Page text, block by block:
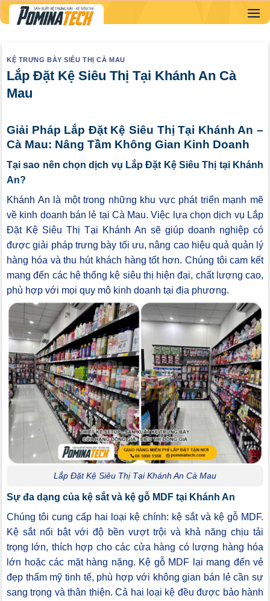
Skip
to
KỆ TRƯNG BÀY SIÊU THỊ CÀ MAU
Lắp Đặt Kệ Siêu Thị Tại Khánh An Cà
Mau
Giải Pháp Lắp Đặt Kệ Siêu Thị Tại Khánh An –
Cà Mau: Nâng Tầm Không Gian Kinh Doanh
Tại sao nên chọn dịch vụ Lắp Đặt Kệ Siêu Thị tại Khánh
An?
Khánh An là một trong những khu vực phát triển mạnh mẽ
về kinh doanh bán lẻ tại Cà Mau. Việc lựa chọn dịch vụ Lắp
Đặt Kệ Siêu Thị Tại Khánh An sẽ giúp doanh nghiệp có
được giải pháp trưng bày tối ưu, nâng cao hiệu quả quản lý
hàng hóa và thu hút khách hàng tốt hơn. Chúng tôi cam kết
mang đến các hệ thống kệ siêu thị hiện đại, chất lượng cao,
phù hợp với mọi quy mô kinh doanh tại địa phương.
Lắp Đặt Kệ Siêu Thị Tại Khánh An Cà Mau
Sự đa dạng của kệ sắt và kệ gỗ MDF tại Khánh An
Chúng tôi cung cấp hai loại kệ chính: kệ sắt và kệ gỗ MDF.
Kệ sắt nổi bật với độ bền vượt trội và khả năng chịu tải
trọng lớn, thích hợp cho các cửa hàng có lượng hàng hóa
lớn hoặc các mặt hàng nặng. Kệ gỗ MDF lại mang đến vẻ
đẹp thẩm mỹ tinh tế, phù hợp với không gian bán lẻ cần sự
sang trọng và thân thiện. Cả hai loại kệ đều được bảo hành